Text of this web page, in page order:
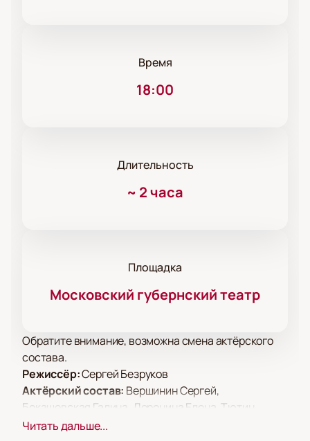
Время
18:00
Длительность
~ 2 часа
Площадка
Московский губернский театр
Обратите внимание, возможна смена актёрского
состава.
Режиссёр:Сергей Безруков
Актёрский состав: Вершинин Сергей,
Бокашевская Галина, Доронина Елена, Тютин
Александр, Куликов Степан, Новышев Кирилл,
Читать дальше...